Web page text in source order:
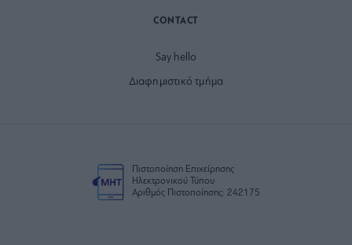
CONTACT
Say hello
Διαφημιστικό τμήμα
Πιστοποίηση Επιχείρησης
Ηλεκτρονικού Τύπου
Αριθμός Πιστοποίησης: 242175